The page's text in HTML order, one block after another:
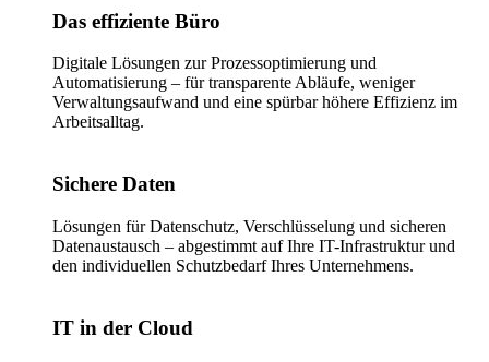
Das effiziente Büro
Digitale Lösungen zur Prozessoptimierung und
Automatisierung – für transparente Abläufe, weniger
Verwaltungsaufwand und eine spürbar höhere Effizienz im
Arbeitsalltag.
Sichere Daten
Lösungen für Datenschutz, Verschlüsselung und sicheren
Datenaustausch – abgestimmt auf Ihre IT-Infrastruktur und
den individuellen Schutzbedarf Ihres Unternehmens.
IT in der Cloud